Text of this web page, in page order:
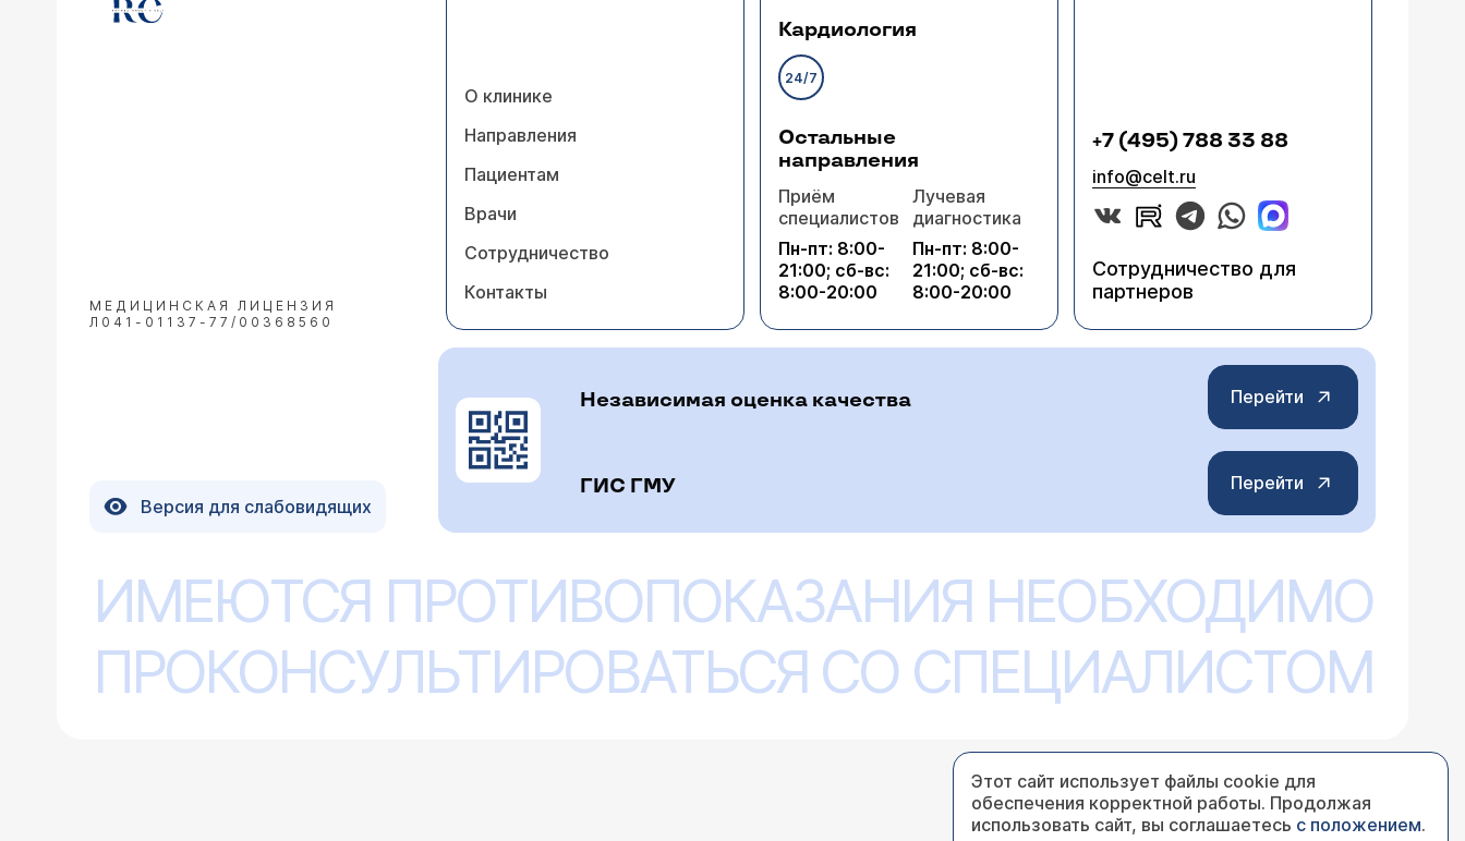
МЕДИЦИНСКАЯ ЛИЦЕНЗИЯ
Л041-01137-77/00368560
О клинике
Направления
Пациентам
Врачи
Сотрудничество
Контакты
Кардиология
24/7
Остальные
направления
Приём
специалистов
Пн-пт: 8:00-
21:00; сб-вс:
8:00-20:00
Лучевая
диагностика
Пн-пт: 8:00-
21:00; сб-вс:
8:00-20:00
+7 (495) 788 33 88
info@celt.ru
Сотрудничество для
партнеров
Версия для слабовидящих
Независимая оценка качества Перейти
ГИС ГМУ Перейти
ИМЕЮТСЯ ПРОТИВОПОКАЗАНИЯ НЕОБХОДИМО
ПРОКОНСУЛЬТИРОВАТЬСЯ СО СПЕЦИАЛИСТОМ
Этот сайт использует файлы cookie для
обеспечения корректной работы. Продолжая
использовать сайт, вы соглашаетесь с положением.